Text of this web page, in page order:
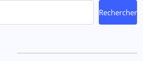
Rechercher